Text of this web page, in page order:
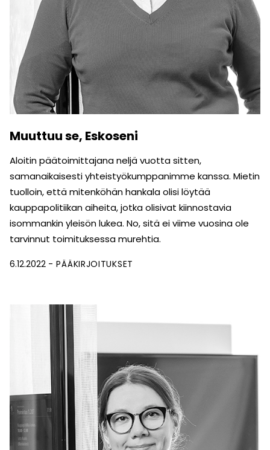
Muuttuu se, Eskoseni
Aloitin päätoimittajana neljä vuotta sitten,
samanaikaisesti yhteistyö­kumppanimme kanssa. Mietin
tuolloin, että mitenköhän hankala olisi löytää
kauppapolitiikan aiheita, jotka olisivat kiinnostavia
isommankin yleisön lukea. No, sitä ei viime vuosina ole
tarvinnut toimituksessa murehtia.
6.12.2022 PÄÄKIRJOITUKSET